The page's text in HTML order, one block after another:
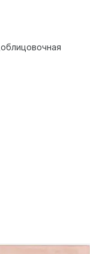
облицовочная